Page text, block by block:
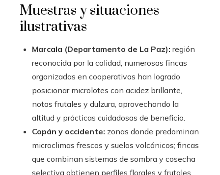
Muestras y situaciones
ilustrativas
Marcala (Departamento de La Paz): región
reconocida por la calidad; numerosas fincas
organizadas en cooperativas han logrado
posicionar microlotes con acidez brillante,
notas frutales y dulzura, aprovechando la
altitud y prácticas cuidadosas de beneficio.
Copán y occidente: zonas donde predominan
microclimas frescos y suelos volcánicos; fincas
que combinan sistemas de sombra y cosecha
selectiva obtienen perfiles florales y frutales,